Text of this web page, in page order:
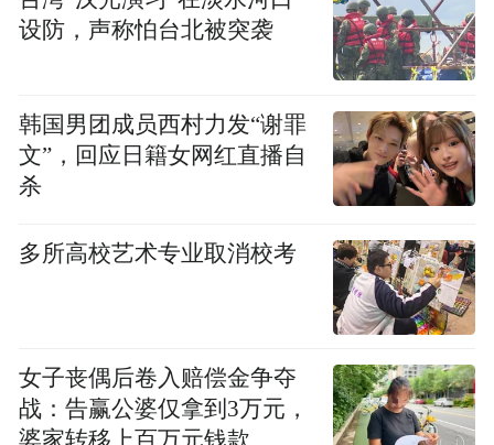
据悉，本届厦门佛事展的规模依然稳居全球
第一。主办方在展商结构上做了进一步优
励创新、吸纳优质新企业的同时，组委会也
在持续优化空间布局。根据佛事用品行业主
展示区块；方便客商观众根据自身采购需求
快速定位、集中选购，高效逛展。
是一个分享设计美学，让好设计为生活增添
美好的佛禅艺术设计展。本届以“心视界艺术
设防，声称怕台北被突袭
韩国男团成员西村力发“谢罪
文”，回应日籍女网红直播自
杀
多所高校艺术专业取消校考
女子丧偶后卷入赔偿金争夺
战：告赢公婆仅拿到3万元，
婆家转移上百万元钱款